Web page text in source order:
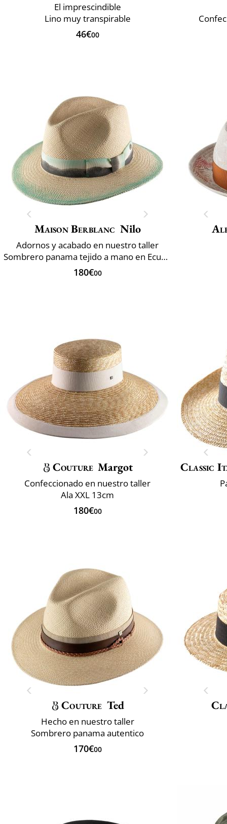
El imprescindible
Lino muy transpirable
46€00
Maison Berblanc Nilo
Adornos y acabado en nuestro taller
Sombrero panama tejido a mano en Ecuador
180€00
Couture Margot
Confeccionado en nuestro taller
Ala XXL 13cm
180€00
Classic
Couture Ted
Hecho en nuestro taller
Sombrero panama autentico
170€00